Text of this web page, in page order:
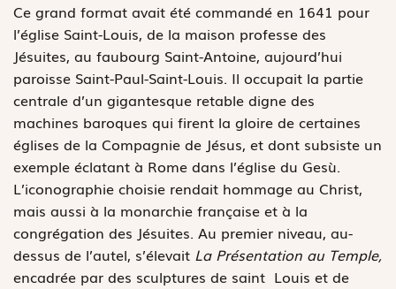
Ce grand format avait été commandé en 1641 pour
l’église Saint-Louis, de la maison professe des
Jésuites, au faubourg Saint-Antoine, aujourd’hui
paroisse Saint-Paul-Saint-Louis. Il occupait la partie
centrale d’un gigantesque retable digne des
machines baroques qui firent la gloire de certaines
églises de la Compagnie de Jésus, et dont subsiste un
exemple éclatant à Rome dans l’église du Gesù.
L’iconographie choisie rendait hommage au Christ,
mais aussi à la monarchie française et à la
congrégation des Jésuites. Au premier niveau, au-
dessus de l’autel, s’élevait La Présentation au Temple,
encadrée par des sculptures de saint Louis et de